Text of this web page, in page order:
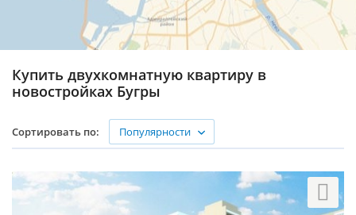
Купить двухкомнатную квартиру в
новостройках Бугры
Сортировать по: Популярности